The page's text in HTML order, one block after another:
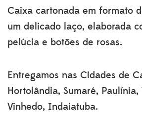
Caixa cartonada em formato
um delicado laço, elaborada
pelúcia e botões de rosas.
Entregamos nas Cidades de
Hortolândia, Sumaré, Paulínia,
Vinhedo, Indaiatuba.